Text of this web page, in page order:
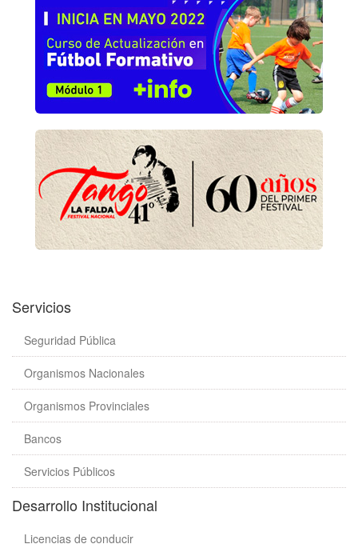
Servicios
Seguridad Pública
Organismos Nacionales
Organismos Provinciales
Bancos
Servicios Públicos
Desarrollo Institucional
Licencias de conducir